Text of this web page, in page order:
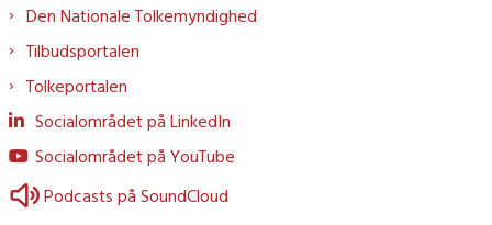
Den Nationale Tolkemyndighed
Tilbudsportalen
Tolkeportalen
Socialområdet på LinkedIn
Socialområdet på YouTube
Podcasts på SoundCloud